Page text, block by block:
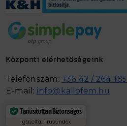
Központi elérhetőségeink
Telefonszám: +36 42 / 264 185
E-mail: info@kallofem.hu
Tanúsítottan Biztonságos
Igazolta: Trustindex